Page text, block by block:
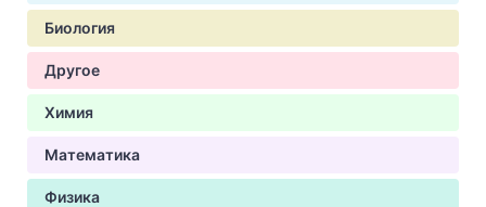
Биология
Другое
Химия
Математика
Физика